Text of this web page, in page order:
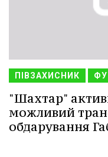
ПІВЗАХИСНИК
"Шахтар"
можливий
обдарування